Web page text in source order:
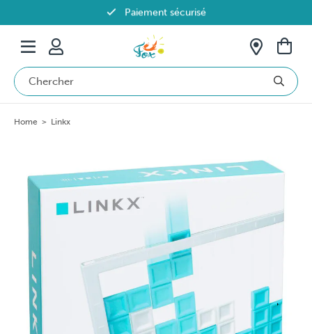
Paiement sécurisé
Livraison offerte dès 69€ en Belgique
Home > Linkx